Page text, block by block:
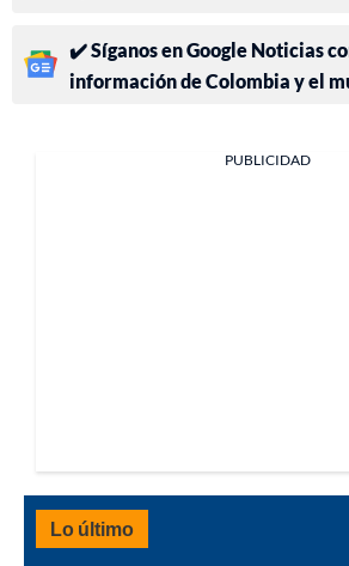
✔️ Síganos en Google Noticias
información de Colombia y el
PUBLICIDAD
Lo último